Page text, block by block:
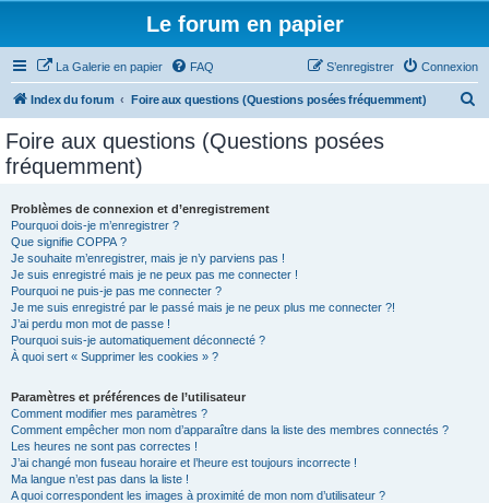
Le forum en papier
La Galerie en papier FAQ Connexion
S’enregistrer
Index du forum Foire aux questions (Questions posées fréquemment)
Foire aux questions (Questions posées
fréquemment)
Problèmes de connexion et d’enregistrement
Pourquoi dois-je m’enregistrer ?
Que signifie COPPA ?
Je souhaite m’enregistrer, mais je n’y parviens pas !
Je suis enregistré mais je ne peux pas me connecter !
Pourquoi ne puis-je pas me connecter ?
Je me suis enregistré par le passé mais je ne peux plus me connecter ?!
J’ai perdu mon mot de passe !
Pourquoi suis-je automatiquement déconnecté ?
À quoi sert « Supprimer les cookies » ?
Paramètres et préférences de l’utilisateur
Comment modifier mes paramètres ?
Comment empêcher mon nom d’apparaître dans la liste des membres connectés ?
Les heures ne sont pas correctes !
J’ai changé mon fuseau horaire et l’heure est toujours incorrecte !
Ma langue n’est pas dans la liste !
A quoi correspondent les images à proximité de mon nom d’utilisateur ?